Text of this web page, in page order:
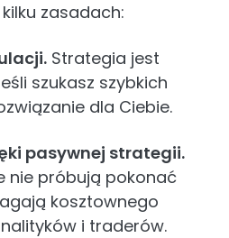
zasadach:
Strategia jest
szukasz szybkich
dla Ciebie.
pasywnej strategii.
nie próbują pokonać
kosztownego
i traderów.